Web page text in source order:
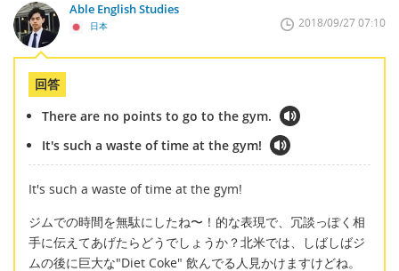
Able English Studies
日本 2018/09/27 07:10
回答
There are no points to go to the gym.
It's such a waste of time at the gym!
It's such a waste of time at the gym!
ジムでの時間を無駄にしたね〜！的な表現で、冗談っぽく相
手に伝えてあげたらどうでしょうか？北米では、しばしばジ
ムの後に巨大な"Diet Coke" 飲んでる人見かけますけどね。